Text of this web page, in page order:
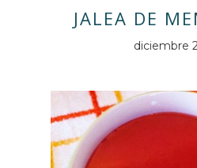
JALEA DE
diciembre